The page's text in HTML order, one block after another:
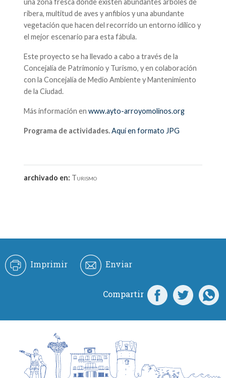
una zona fresca dónde existen abundantes árboles de
ribera, multitud de aves y anfibios y una abundante
vegetación que hacen del recorrido un entorno idílico y
el mejor escenario para esta fábula.
Este proyecto se ha llevado a cabo a través de la
Concejalía de Patrimonio y Turismo, y en colaboración
con la Concejalía de Medio Ambiente y Mantenimiento
de la Ciudad.
Más información enwww.ayto-arroyomolinos.org
Programa de actividades.Aquí en formato JPG
archivado en: Turismo
Imprimir Enviar
Compartir